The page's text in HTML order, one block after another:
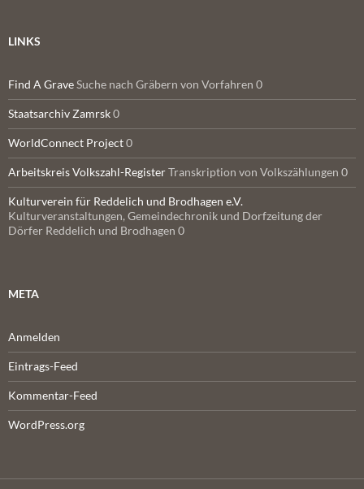
LINKS
Find A GraveSuche nach Gräbern von Vorfahren 0
Staatsarchiv Zamrsk0
WorldConnect Project0
Arbeitskreis Volkszahl-RegisterTranskription von Volkszählungen 0
Kulturverein für Reddelich und Brodhagen e.V.
Kulturveranstaltungen, Gemeindechronik und Dorfzeitung der
Dörfer Reddelich und Brodhagen 0
META
Anmelden
Eintrags-Feed
Kommentar-Feed
WordPress.org